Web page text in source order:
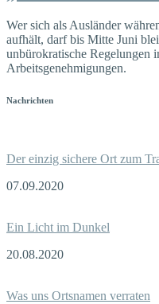
Wer sich als Ausländer
aufhält, darf bis Mitte Juni
unbürokratische Regelungen
Arbeitsgenehmigungen.
Nachrichten
Der einzig sichere Ort zum
07.09.2020
Ein Licht im Dunkel
20.08.2020
Was uns Ortsnamen verraten